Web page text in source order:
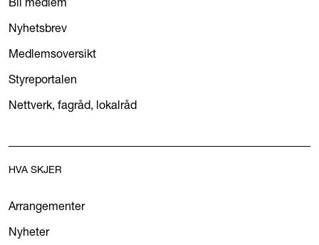
Nyhetsbrev
Medlemsoversikt
Styreportalen
Nettverk, fagråd, lokalråd
HVA SKJER
Arrangementer
Nyheter